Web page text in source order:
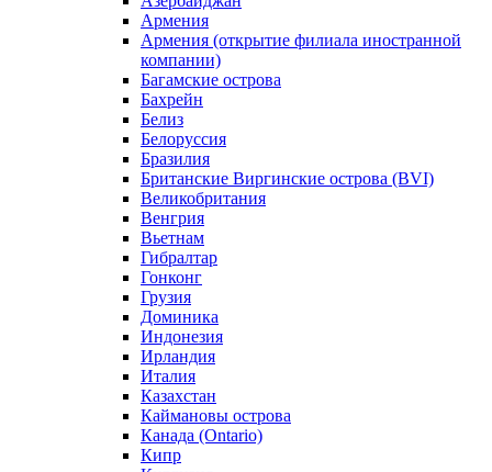
Армения
Армения (открытие филиала иностранной
компании)
Багамские острова
Бахрейн
Белиз
Белоруссия
Бразилия
Британские Виргинские острова (BVI)
Великобритания
Венгрия
Вьетнам
Гибралтар
Гонконг
Грузия
Доминика
Индонезия
Ирландия
Италия
Казахстан
Каймановы острова
Канада (Ontario)
Кипр